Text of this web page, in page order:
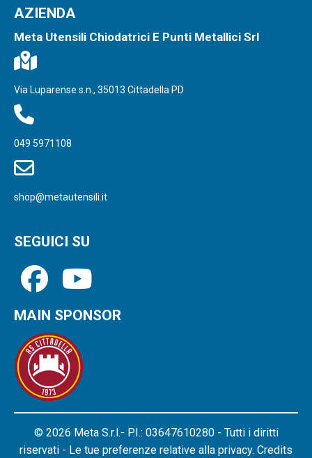
AZIENDA
Meta Utensili Chiodatrici E Punti Metallici Srl
Via Luparense s.n., 35013 Cittadella PD
049 5971108
shop@metautensili.it
SEGUICI SU
MAIN SPONSOR
© 2026 Meta S.r.l.- P.I.: 03647610280 - Tutti i diritti
riservati - Le tue preferenze relative alla privacy. Credits